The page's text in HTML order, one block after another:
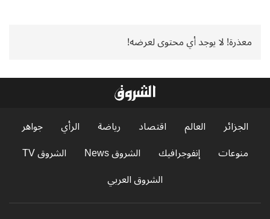
معذرة! لا يوجد أي محتوى لعرضه!
الجزائر العالم اقتصاد رياضة الرأي
جواهر
منوعات
إنفوجرافيك الشروق News
الشروق TV
الشروق العربي